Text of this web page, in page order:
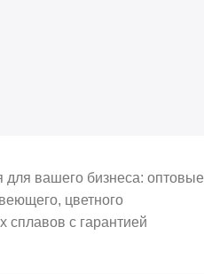
вашего бизнеса: оптовые
цветного
сплавов с гарантией